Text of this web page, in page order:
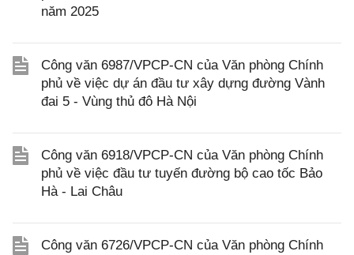
năm 2025
Công văn 6987/VPCP-CN của Văn phòng Chính
phủ về việc dự án đầu tư xây dựng đường Vành
đai 5 - Vùng thủ đô Hà Nội
Công văn 6918/VPCP-CN của Văn phòng Chính
phủ về việc đầu tư tuyến đường bộ cao tốc Bảo
Hà - Lai Châu
Công văn 6726/VPCP-CN của Văn phòng Chính